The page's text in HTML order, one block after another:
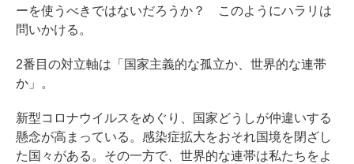
ーを使うべきではないだろうか？ このようにハラリは
問いかける。
2番目の対立軸は「国家主義的な孤立か、世界的な連帯
か」。
新型コロナウイルスをめぐり、国家どうしが仲違いする
懸念が高まっている。感染症拡大をおそれ国境を閉ざし
た国々がある。その一方で、世界的な連帯は私たちをよ